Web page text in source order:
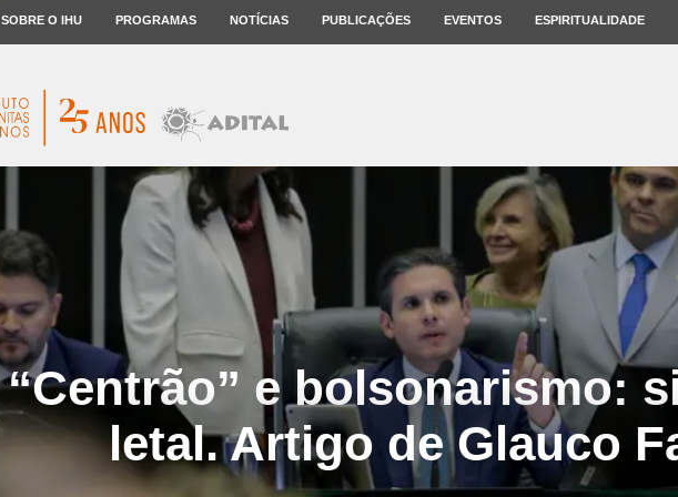
SOBRE O IHU PROGRAMAS NOTÍCIAS PUBLICAÇÕES EVENTOS ESPIRITUALIDADE
“Centrão” e bolsonarismo:
letal. Artigo de Glauco